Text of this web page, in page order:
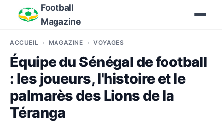
Football
Magazine
ACCUEIL MAGAZINE VOYAGES
Équipe du Sénégal de football
: les joueurs, l'histoire et le
palmarès des Lions de la
Téranga